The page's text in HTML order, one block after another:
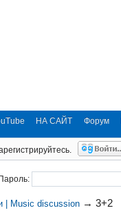
НА САЙТ Форум
| Music discussion →3+2